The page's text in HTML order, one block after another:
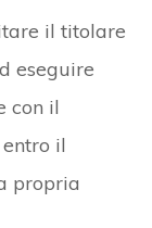
il titolare
eseguire
con il
il
propria